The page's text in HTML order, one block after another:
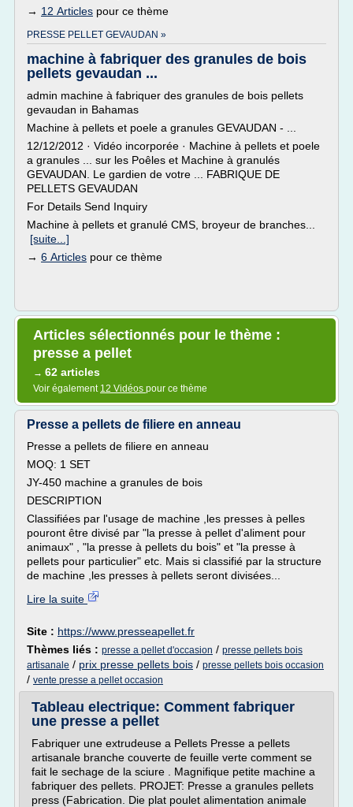
→ 12 Articles pour ce thème
PRESSE PELLET GEVAUDAN »
machine à fabriquer des granules de bois
pellets gevaudan ...
admin machine à fabriquer des granules de bois pellets
gevaudan in Bahamas
Machine à pellets et poele a granules GEVAUDAN - ...
12/12/2012 · Vidéo incorporée · Machine à pellets et poele
a granules ... sur les Poêles et Machine à granulés
GEVAUDAN. Le gardien de votre ... FABRIQUE DE
PELLETS GEVAUDAN
For Details Send Inquiry
Machine à pellets et granulé CMS, broyeur de branches...
[suite...]
→ 6 Articles pour ce thème
Articles sélectionnés pour le thème :
presse a pellet
→ 62 articles
Voir également 12 Vidéos pour ce thème
Presse a pellets de filiere en anneau
Presse a pellets de filiere en anneau
MOQ: 1 SET
JY-450 machine a granules de bois
DESCRIPTION
Classifiées par l'usage de machine ,les presses à pelles
pouront être divisé par "la presse à pellet d'aliment pour
animaux" , "la presse à pellets du bois" et "la presse à
pellets pour particulier" etc. Mais si classifié par la structure
de machine ,les presses à pellets seront divisées...
Lire la suite
Site : https://www.presseapellet.fr
Thèmes liés : presse a pellet d'occasion / presse pellets bois
artisanale / prix presse pellets bois / presse pellets bois occasion
/ vente presse a pellet occasion
Tableau electrique: Comment fabriquer
une presse a pellet
Fabriquer une extrudeuse a Pellets Presse a pellets
artisanale branche couverte de feuille verte comment se
fait le sechage de la sciure . Magnifique petite machine a
fabriquer des pellets. PROJET: Presse a granules pellets
press (Fabrication. Die plat poulet alimentation animale